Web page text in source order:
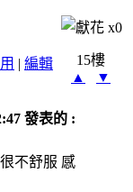
x0
| 編輯
15樓
▲
▼
發表的 :
不舒服 感